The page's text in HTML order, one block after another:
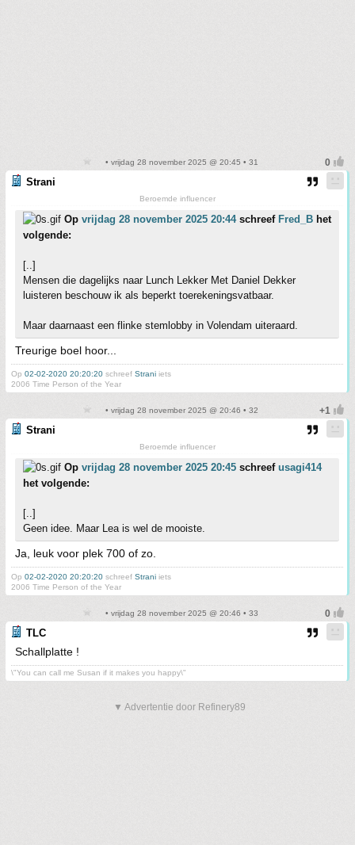
• vrijdag 28 november 2025 @ 20:45 • 31
Strani
Beroemde influencer
Op vrijdag 28 november 2025 20:44schreef Fred_B het
volgende:
[..]
Mensen die dagelijks naar Lunch Lekker Met Daniel Dekker
luisteren beschouw ik als beperkt toerekeningsvatbaar.
Maar daarnaast een flinke stemlobby in Volendam uiteraard.
Treurige boel hoor...
Op 02-02-2020 20:20:20 schreef Strani iets
2006 Time Person of the Year
• vrijdag 28 november 2025 @ 20:46 • 32
Strani
Beroemde influencer
Op vrijdag 28 november 2025 20:45 schreef usagi414
het volgende:
[..]
Geen idee. Maar Lea is wel de mooiste.
Ja, leuk voor plek 700 of zo.
Op 02-02-2020 20:20:20 schreef Strani iets
2006 Time Person of the Year
• vrijdag 28 november 2025 @ 20:46 • 33
TLC
Schallplatte !
\"You can call me Susan if it makes you happy\"
▼ Advertentie door Refinery89